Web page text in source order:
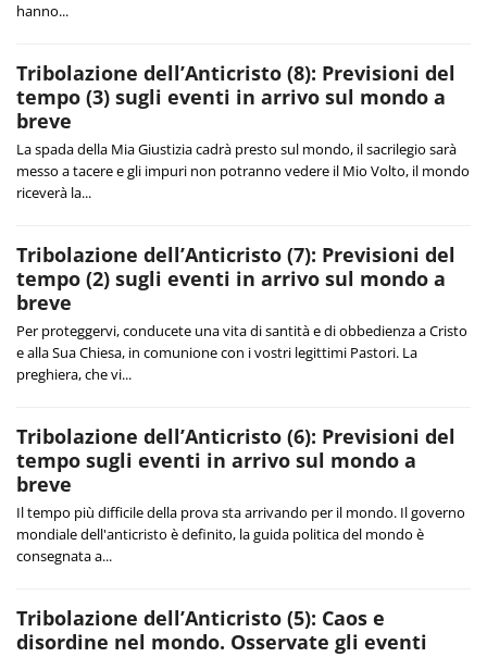
hanno...
Tribolazione dell’Anticristo (8): Previsioni del
tempo (3) sugli eventi in arrivo sul mondo a
breve
La spada della Mia Giustizia cadrà presto sul mondo, il sacrilegio sarà
messo a tacere e gli impuri non potranno vedere il Mio Volto, il mondo
riceverà la...
Tribolazione dell’Anticristo (7): Previsioni del
tempo (2) sugli eventi in arrivo sul mondo a
breve
Per proteggervi, conducete una vita di santità e di obbedienza a Cristo
e alla Sua Chiesa, in comunione con i vostri legittimi Pastori. La
preghiera, che vi...
Tribolazione dell’Anticristo (6): Previsioni del
tempo sugli eventi in arrivo sul mondo a
breve
Il tempo più difficile della prova sta arrivando per il mondo. Il governo
mondiale dell'anticristo è definito, la guida politica del mondo è
consegnata a...
Tribolazione dell’Anticristo (5): Caos e
disordine nel mondo. Osservate gli eventi